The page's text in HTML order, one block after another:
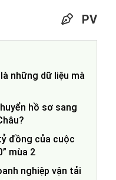
PV
những dữ liệu mà
hồ sơ sang
đồng của cuộc
mùa 2
nghiệp vận tải